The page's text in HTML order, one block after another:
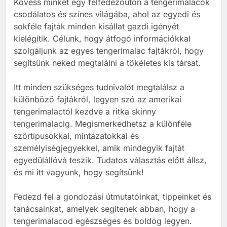
Tengerimalac és nyúl együtt
tartása
BLOG ELHELYEZÉSÜK
2
TÁPLÁLÁS
3
Banánt ehet a tengerimalac?
TÁPLÁLÁS TENGERIMALAC TARTÁS
Kopasz tengerimalac tartása:
minden, amit tudnod kell
Kövess minket egy felfedezőúton a tengerimalacok
csodálatos és színes világába, ahol az egyedi és
sokféle fajták minden kisállat gazdi igényét
kielégítik. Célunk, hogy átfogó információkkal
szolgáljunk az egyes tengerimalac fajtákról, hogy
segítsünk neked megtalálni a tökéletes kis társat.
Itt minden szükséges tudnivalót megtalálsz a
különböző fajtákról, legyen szó az amerikai
tengerimalactól kezdve a ritka skinny
tengerimalacig. Megismerkedhetsz a különféle
szőrtípusokkal, mintázatokkal és
személyiségjegyekkel, amik mindegyik fajtát
egyedülállóvá teszik. Tudatos választás előtt állsz,
és mi itt vagyunk, hogy segítsünk!
Fedezd fel a gondozási útmutatóinkat, tippeinket és
tanácsainkat, amelyek segítenek abban, hogy a
tengerimalacod egészséges és boldog legyen.